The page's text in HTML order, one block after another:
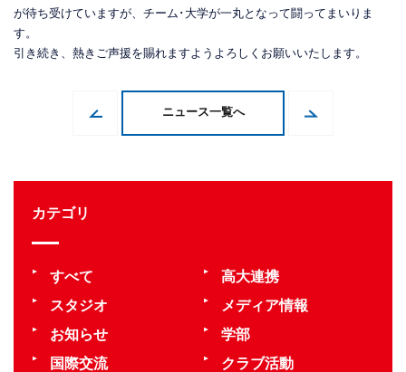
が待ち受けていますが、チーム･大学が一丸となって闘ってまいりま
す。
引き続き、熱きご声援を賜れますようよろしくお願いいたします。
ニュース一覧へ
カテゴリ
すべて
高大連携
スタジオ
メディア情報
お知らせ
学部
国際交流
クラブ活動